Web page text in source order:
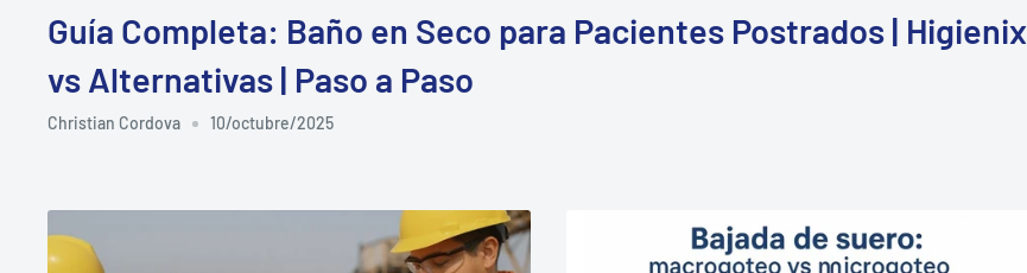
Guía Completa: Baño en Seco para Pacientes Postrados | Higienix
vs Alternativas | Paso a Paso
Christian Cordova 10/octubre/2025